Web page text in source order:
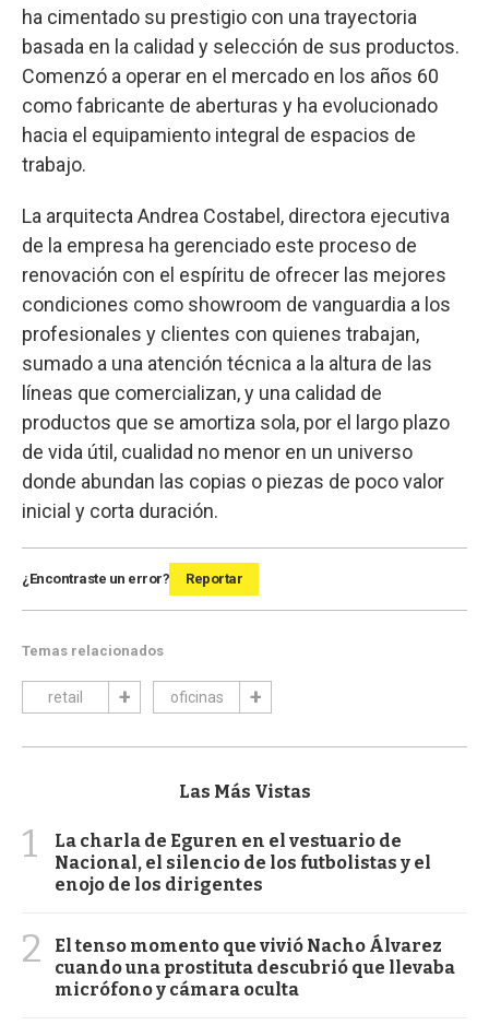
ha cimentado su prestigio con una trayectoria
basada en la calidad y selección de sus productos.
Comenzó a operar en el mercado en los años 60
como fabricante de aberturas y ha evolucionado
hacia el equipamiento integral de espacios de
trabajo.
La arquitecta Andrea Costabel, directora ejecutiva
de la empresa ha gerenciado este proceso de
renovación con el espíritu de ofrecer las mejores
condiciones como showroom de vanguardia a los
profesionales y clientes con quienes trabajan,
sumado a una atención técnica a la altura de las
líneas que comercializan, y una calidad de
productos que se amortiza sola, por el largo plazo
de vida útil, cualidad no menor en un universo
donde abundan las copias o piezas de poco valor
inicial y corta duración.
¿Encontraste un error? Reportar
Temas relacionados
retail oficinas
Las Más Vistas
1
La charla de Eguren en el vestuario de
Nacional, el silencio de los futbolistas y el
enojo de los dirigentes
2
El tenso momento que vivió Nacho Álvarez
cuando una prostituta descubrió que llevaba
micrófono y cámara oculta